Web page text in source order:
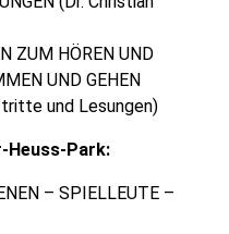
ZUM HÖREN UND
UND GEHEN
und Lesungen)
Heuss-Park:
– SPIELLEUTE –